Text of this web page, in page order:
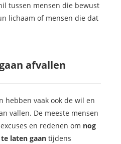
tussen mensen die bewust
lichaam of mensen die dat
afvallen
hebben vaak ook de wil en
vallen. De meeste mensen
en redenen om nog
laten gaan tijdens